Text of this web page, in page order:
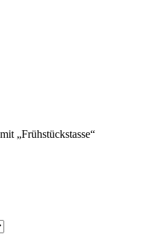
„Frühstückstasse“